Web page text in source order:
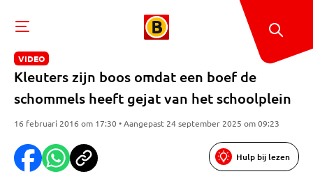
VIDEO
Kleuters zijn boos omdat een boef de
schommels heeft gejat van het schoolplein
16 februari 2016 om 17:30 • Aangepast 24 september 2025 om 09:23
Hulp bij lezen